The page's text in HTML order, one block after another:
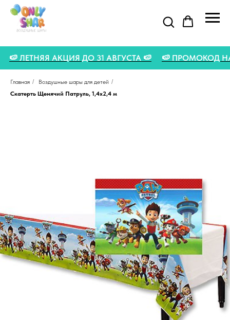
🍉 🍉 ЛЕТНЯЯ АКЦИЯ ДО 31 АВГУСТА 🍉 🍉 ПРОМОКОД
Главная / Воздушные шары для детей /
Скатерть Щенячий Патруль, 1,4х2,4 м